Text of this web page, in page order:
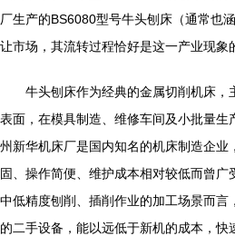
厂生产的BS6080型号牛头刨床（通常也
让市场，其流转过程恰好是这一产业现象
牛头刨床作为经典的金属切削机床，
表面，在模具制造、维修车间及小批量
州新华机床厂是国内知名的机床制造企业
固、操作简便、维护成本相对较低而曾
中低精度刨削、插削作业的加工场景而
的二手设备，能以远低于新机的成本，快